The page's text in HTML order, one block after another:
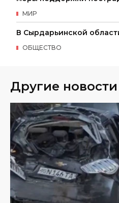
МИР
В Сырдарьинской
ОБЩЕСТВО
Другие новости